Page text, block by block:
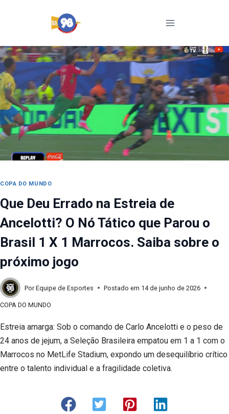
Conteúdo
COPA DO MUNDO
Que Deu Errado na Estreia de
Ancelotti? O Nó Tático que Parou o
Brasil 1 X 1 Marrocos. Saiba sobre o
próximo jogo
Por Equipe de Esportes Postado em 14 de junho de 2026
COPA DO MUNDO
Estreia amarga: Sob o comando de Carlo Ancelotti e o peso de
24 anos de jejum, a Seleção Brasileira empatou em 1 a 1 com o
Marrocos no MetLife Stadium, expondo um desequilíbrio crítico
entre o talento individual e a fragilidade coletiva.